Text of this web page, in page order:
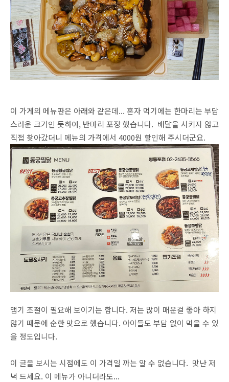
이 가게의 메뉴판은 아래와 같은데... 혼자 먹기에는 한마리는 부담
스러운 크기인 듯하여, 반마리 포장 했습니다. 배달을 시키지 않고
직접 찾아갔더니 메뉴의 가격에서 4000원 할인해 주시더군요.
맵기 조절이 필요해 보이기는 합니다. 저는 많이 매운걸 좋아 하지
않기 때문에 순한 맛으로 했습니다. 아이들도 부담 없이 먹을 수 있
을 정도입니다.
이 글을 보시는 시점에도 이 가격일 까는 알 수 없습니다. 맛난 저
녁 드세요. 이 메뉴가 아니더라도...